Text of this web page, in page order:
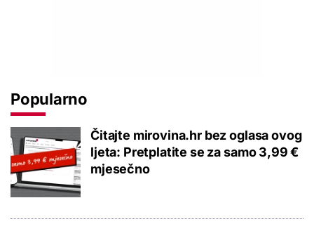
Popularno
Čitajte mirovina.hr bez oglasa ovog
ljeta: Pretplatite se za samo 3,99 €
mjesečno